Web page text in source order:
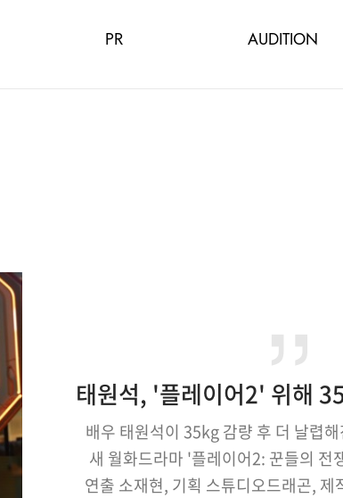
PR AUDITION
배우 태원석이 35kg 감량 후 더 날렵
새 월화드라마 '플레이어2: 꾼들의 전
연출 소재현, 기획 스튜디오드래곤,